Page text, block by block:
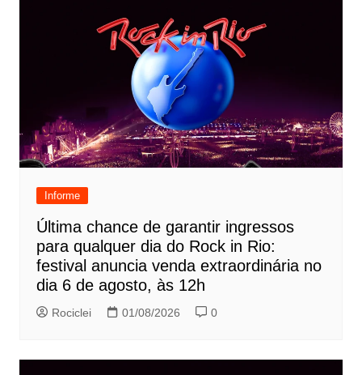
Informe
Última chance de garantir ingressos
para qualquer dia do Rock in Rio:
festival anuncia venda extraordinária no
dia 6 de agosto, às 12h
Rociclei 01/08/2026 0